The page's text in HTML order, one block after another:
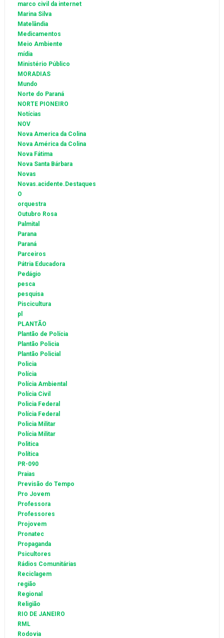
marco civil da internet
Marina Silva
Matelândia
Medicamentos
Meio Ambiente
mídia
Ministério Público
MORADIAS
Mundo
Norte do Paraná
NORTE PIONEIRO
Notícias
NOV
Nova America da Colina
Nova América da Colina
Nova Fátima
Nova Santa Bárbara
Novas
Novas.acidente.Destaques
O
orquestra
Outubro Rosa
Palmital
Parana
Paraná
Parceiros
Pátria Educadora
Pedágio
pesca
pesquisa
Piscicultura
pl
PLANTÃO
Plantão de Polícia
Plantão Policia
Plantão Policial
Policia
Polícia
Polícia Ambiental
Polícia Civil
Policia Federal
Polícia Federal
Policia Militar
Polícia Militar
Politica
Política
PR-090
Praias
Previsão do Tempo
Pro Jovem
Professora
Professores
Projovem
Pronatec
Propaganda
Psicultores
Rádios Comunitárias
Reciclagem
região
Regional
Religião
RIO DE JANEIRO
RML
Rodovia